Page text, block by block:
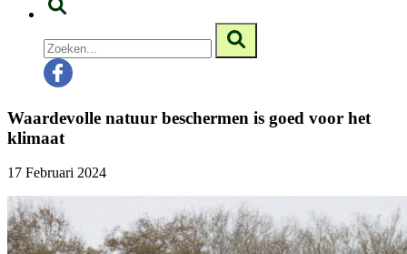
Waardevolle natuur beschermen is goed voor het
klimaat
17 Februari 2024